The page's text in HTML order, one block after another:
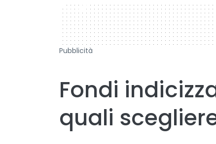
728 x 90
Pubblicità
Fondi
quali